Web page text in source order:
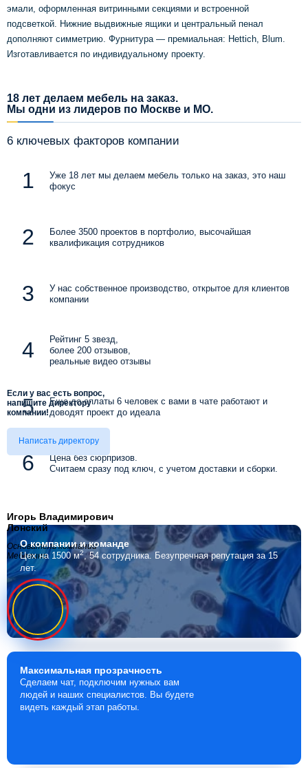
эмали, оформленная витринными секциями и встроенной
подсветкой. Нижние выдвижные ящики и центральный пенал
дополняют симметрию. Фурнитура — премиальная: Hettich, Blum.
Изготавливается по индивидуальному проекту.
18 лет делаем мебель на заказ.
Мы одни из лидеров по Москве и МО.
6 ключевых факторов компании
Уже 18 лет мы делаем мебель только на заказ, это наш
фокус
Более 3500 проектов в портфолио, высочайшая
квалификация сотрудников
У нас собственное производство, открытое для клиентов
компании
Рейтинг 5 звезд,
более 200 отзывов,
реальные видео отзывы
Еще до оплаты 6 человек с вами в чате работают и
доводят проект до идеала
Цена без сюрпризов.
Считаем сразу под ключ, с учетом доставки и сборки.
Если у вас есть вопрос,
напишите директору
компании!
Написать директору
Игорь Владимирович
Лонский
Основатель компании
Мебелино
О компаниии команде
Цех на 1500 м2, 54 сотрудника. Безупречная репутация за 15
лет.
Максимальная прозрачность
Сделаем чат, подключим нужных вам
людей и наших специалистов. Вы будете
видеть каждый этап работы.